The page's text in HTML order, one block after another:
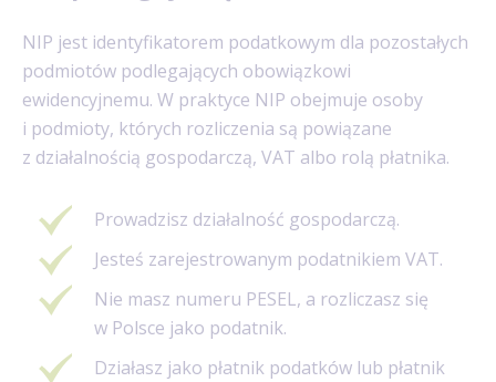
NIP jest identyfikatorem podatkowym dla pozostałych
podmiotów podlegających obowiązkowi
ewidencyjnemu. W praktyce NIP obejmuje osoby
i podmioty, których rozliczenia są powiązane
z działalnością gospodarczą, VAT albo rolą płatnika.
Prowadzisz działalność gospodarczą.
Jesteś zarejestrowanym podatnikiem VAT.
Nie masz numeru PESEL, a rozliczasz się
w Polsce jako podatnik.
Działasz jako płatnik podatków lub płatnik